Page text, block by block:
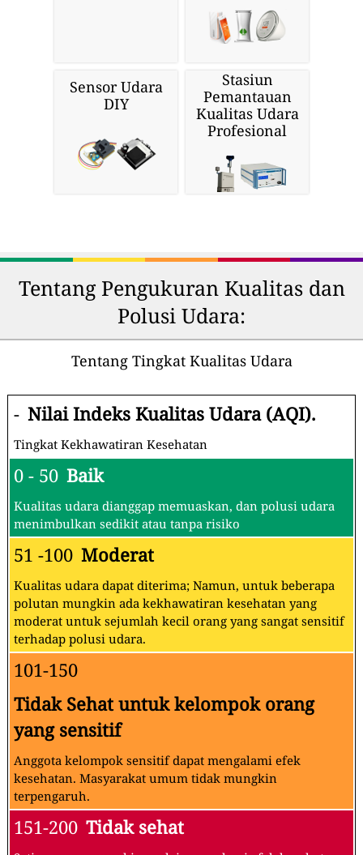
Sensor Udara
DIY
Stasiun
Pemantauan
Kualitas Udara
Profesional
Tentang Pengukuran Kualitas dan
Polusi Udara:
Tentang Tingkat Kualitas Udara
- Nilai Indeks Kualitas Udara (AQI).
Tingkat Kekhawatiran Kesehatan
0 - 50 Baik
Kualitas udara dianggap memuaskan, dan polusi udara
menimbulkan sedikit atau tanpa risiko
51 -100 Moderat
Kualitas udara dapat diterima; Namun, untuk beberapa
polutan mungkin ada kekhawatiran kesehatan yang
moderat untuk sejumlah kecil orang yang sangat sensitif
terhadap polusi udara.
101-150
Tidak Sehat untuk kelompok orang
yang sensitif
Anggota kelompok sensitif dapat mengalami efek
kesehatan. Masyarakat umum tidak mungkin
terpengaruh.
151-200 Tidak sehat